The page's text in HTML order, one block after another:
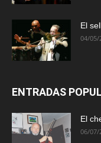
El
04/05/
ENTRADAS
El
06/07/